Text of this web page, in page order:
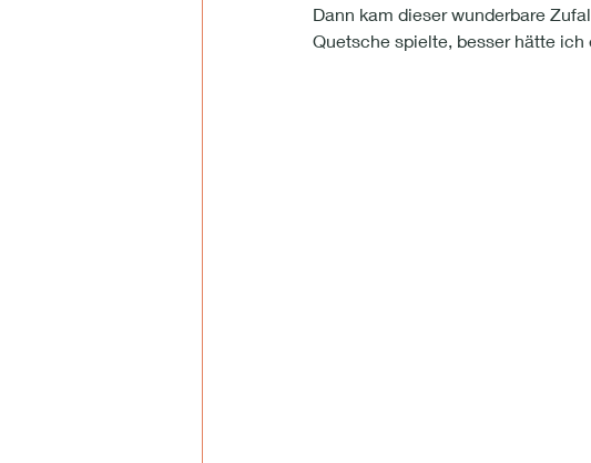
Dann kam dieser wunderbare
Quetsche spielte, besser hätte